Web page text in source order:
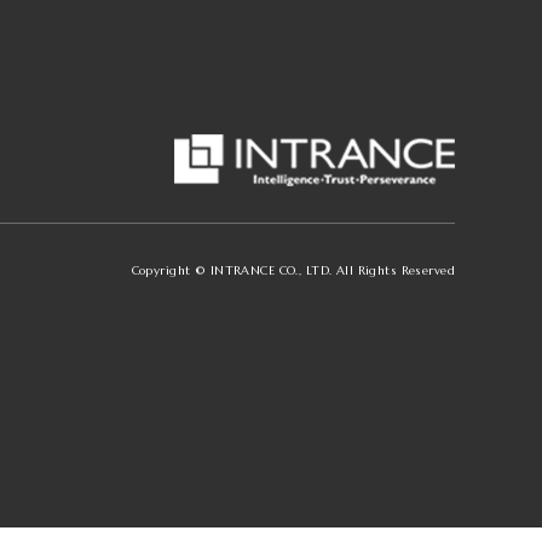
Copyright © INTRANCE CO., LTD. All Rights Reserved